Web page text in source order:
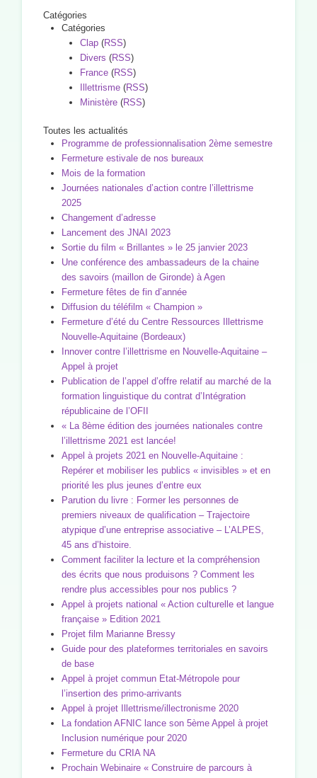
Catégories
Catégories
Clap (RSS)
Divers (RSS)
France (RSS)
Illettrisme (RSS)
Ministère (RSS)
Toutes les actualités
Programme de professionnalisation 2ème semestre
Fermeture estivale de nos bureaux
Mois de la formation
Journées nationales d’action contre l’illettrisme
2025
Changement d’adresse
Lancement des JNAI 2023
Sortie du film « Brillantes » le 25 janvier 2023
Une conférence des ambassadeurs de la chaine
des savoirs (maillon de Gironde) à Agen
Fermeture fêtes de fin d’année
Diffusion du téléfilm « Champion »
Fermeture d’été du Centre Ressources Illettrisme
Nouvelle-Aquitaine (Bordeaux)
Innover contre l’illettrisme en Nouvelle-Aquitaine –
Appel à projet
Publication de l’appel d’offre relatif au marché de la
formation linguistique du contrat d’Intégration
républicaine de l’OFII
« La 8ème édition des journées nationales contre
l’illettrisme 2021 est lancée!
Appel à projets 2021 en Nouvelle-Aquitaine :
Repérer et mobiliser les publics « invisibles » et en
priorité les plus jeunes d’entre eux
Parution du livre : Former les personnes de
premiers niveaux de qualification – Trajectoire
atypique d’une entreprise associative – L’ALPES,
45 ans d’histoire.
Comment faciliter la lecture et la compréhension
des écrits que nous produisons ? Comment les
rendre plus accessibles pour nos publics ?
Appel à projets national « Action culturelle et langue
française » Edition 2021
Projet film Marianne Bressy
Guide pour des plateformes territoriales en savoirs
de base
Appel à projet commun Etat-Métropole pour
l’insertion des primo-arrivants
Appel à projet Illettrisme/illectronisme 2020
La fondation AFNIC lance son 5ème Appel à projet
Inclusion numérique pour 2020
Fermeture du CRIA NA
Prochain Webinaire « Construire de parcours à